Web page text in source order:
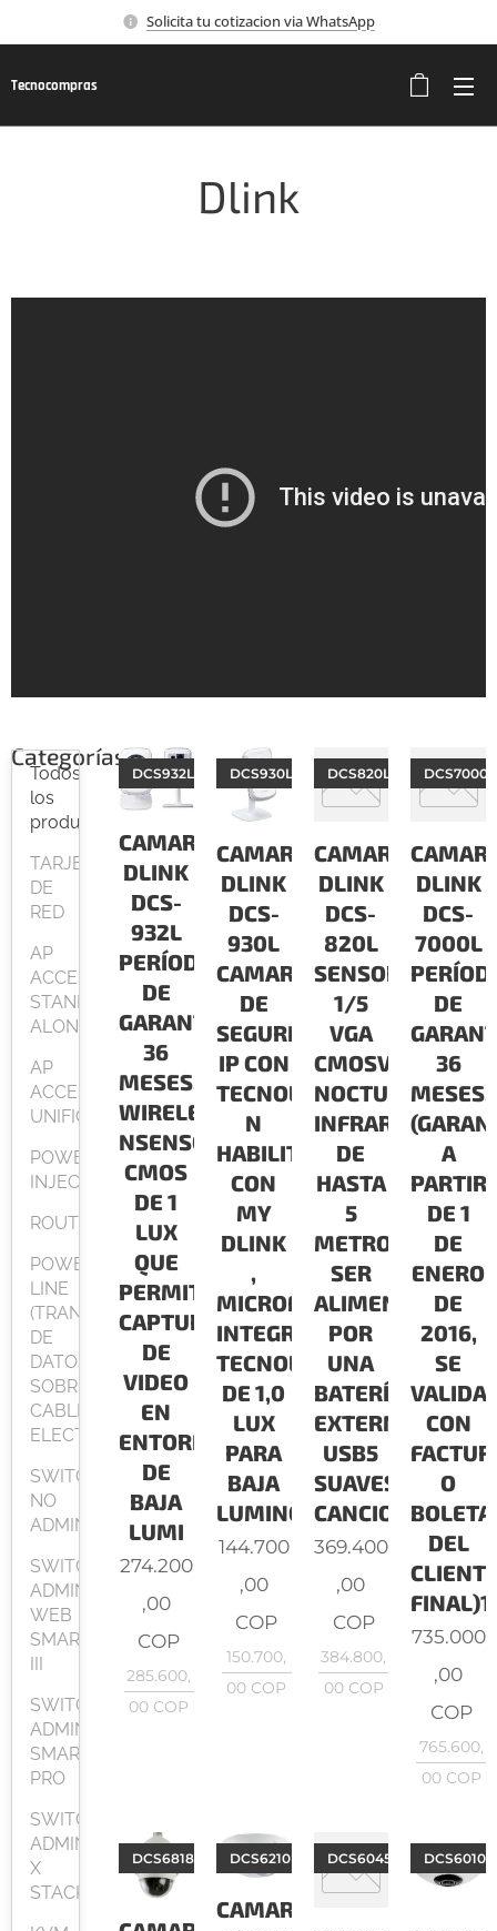
Solicita tu cotizacion via WhatsApp
Tecnocompras
Dlink
Categorías
Todos
los
productos
TARJETAS
DE
RED
AP
ACCESPOINT
STAND
ALONE
AP
ACCESPOINT
UNIFICADO
POWER
INJECTOR
ROUTER
POWER
LINE
(TRANSMISION
DE
DATOS
SOBRE
CABLEADO
ELECTRICO)
SWITCH
NO
ADMINISTRABLE
SWITCH
ADMINISTRABLES
WEB
SMART
III
SWITCH
ADMINISTRABLES
SMART
PRO
SWITCH
ADMINISTRABLES
X
STACK
CAMARAS
DLINK
DCS-
932L
PERÍODO
DE
GARANTÍA:
36
MESES.CONECTIVIDAD
WIRELESS
NSENSOR
CMOS
DE 1
LUX
QUE
PERMITE
CAPTURA
DE
VIDEO
EN
ENTORNOS
DE
BAJA
LUMI
DCS932L
274.200
,00
COP
285.600,
00 COP
CAMARAS
DLINK
DCS-
930L
CAMARA
DE
SEGURIDAD
IP CON
TECNOLOGIA
N
HABILITADA
CON
MY
DLINK
,
MICROFON
INTEGRADO,
TECNOLOGIA
DE 1,0
LUX
PARA
BAJA
LUMINOSID
DCS930L
144.700
,00
COP
150.700,
00 COP
CAMARAS
DLINK
DCS-
820L
SENSOR
1/5
VGA
CMOSVISIÓN
NOCTURNA
INFRARROJA
DE
HASTA
5
METROSPUEDE
SER
ALIMENTADO
POR
UNA
BATERÍA
EXTERNA
USB5
SUAVES
CANCIO
DCS820L
369.400
,00
COP
384.800,
00COP
DLINK
DCS-
7000L
DE
36
MESES.
A
PARTIR
DE 1
DE
ENERO
DE
2016,
SE
VALIDA
CON
O
BOLETA
DEL
DCS7000L
735.000
,00
COP
765.600,
00COP
DCS6818
CAMARAS
DCS6210 DCS6045LKT DCS6010L